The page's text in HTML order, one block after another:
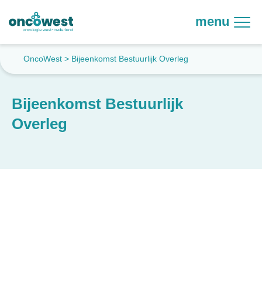
menu
OncoWest > Bijeenkomst Bestuurlijk Overleg
Bijeenkomst Bestuurlijk
Overleg